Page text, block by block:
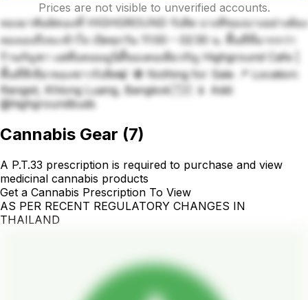
Prices are not visible to unverified accounts.
ลองมาสัมผัสเองที่ HIGHGROUND รังสิต บางทีของบางอย่างต้อง
ลองเองถึงจะเข้าใจ เปิดทุกวัน 11:00 – 02:30 น. พื้นที่ที่มากกว่า
ร้านกัญชา แต่คือคอมมูนิตี้ของคอเดียวกัญ Highground Cafe |
พื้นที่สีเขียวของชาวรังสิต🍃 🚫 Nothing for Sale 📍 Location:
Rangsit, Khlong Luang, Bangkok🇹🇭 📱 Add:
@highgroundbuds
Cannabis Gear (7)
A P.T.33 prescription is required to purchase and view
medicinal cannabis products
Get a Cannabis Prescription To View
AS PER RECENT REGULATORY CHANGES IN
THAILAND